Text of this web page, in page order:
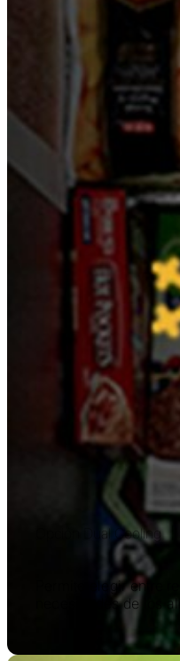
Opción Dual Cooling
Permite elegir entre
necesidades de los